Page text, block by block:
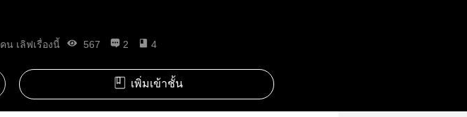
คน เลิฟเรื่องนี้ 567 2 4
เพิ่มเข้าชั้น